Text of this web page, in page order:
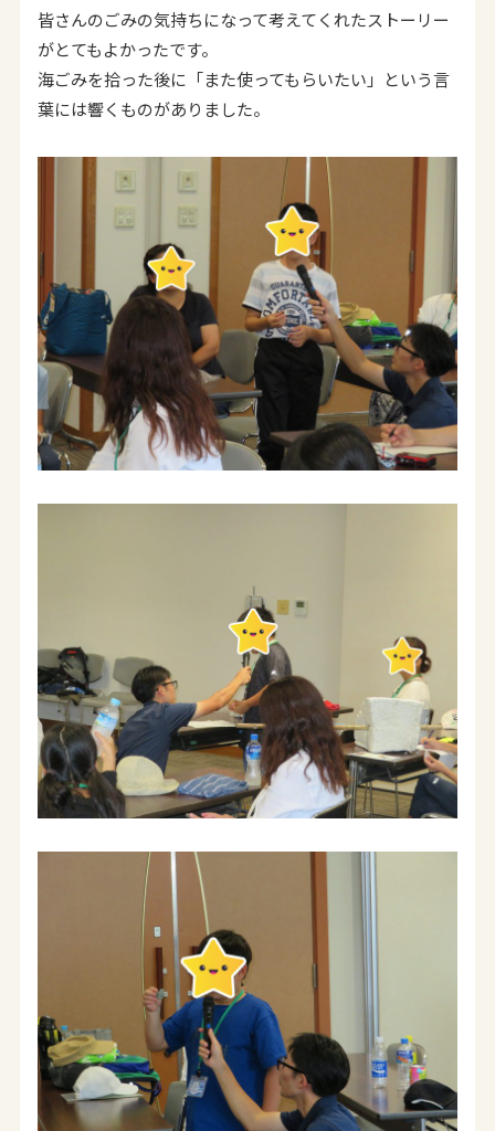
皆さんのごみの気持ちになって考えてくれたストーリー
がとてもよかったです。
海ごみを拾った後に「また使ってもらいたい」という言
葉には響くものがありました。